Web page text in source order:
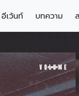
อีเว้นท์ บทความ